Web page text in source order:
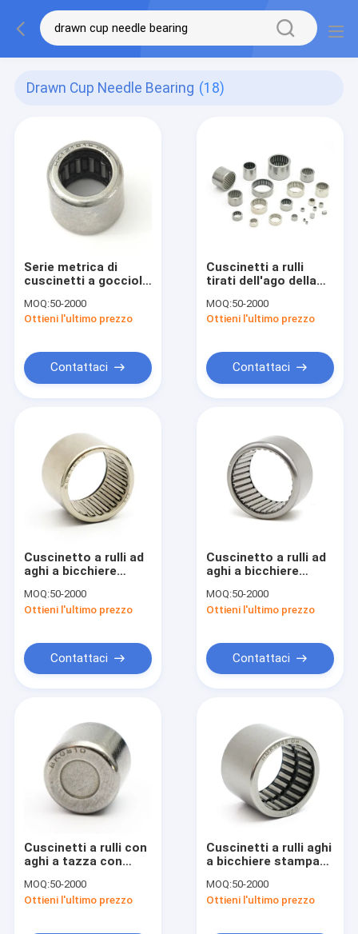
Drawn Cup Needle Bearing (18)
Serie metrica di
cuscinetti a goccioli
sigilli integrati
MOQ:50-2000
Ottieni l'ultimo prezzo
Contattaci
Cuscinetti a rulli
tirati dell'ago della
MOQ:50-2000
Ottieni l'ultimo prezzo
Contattaci
Cuscinetto a rulli ad
aghi a bicchiere
MOQ:50-2000
Ottieni l'ultimo prezzo
Contattaci
Cuscinetto a rulli ad
aghi a bicchiere
complemento, serie
metrica e in pollici
MOQ:50-2000
Ottieni l'ultimo prezzo
Contattaci
Cuscinetti a rulli con
aghi a tazza con
MOQ:50-2000
Ottieni l'ultimo prezzo
Cuscinetti a rulli aghi
a bicchiere stampato
iniezione di grasso
MOQ:50-2000
Ottieni l'ultimo prezzo